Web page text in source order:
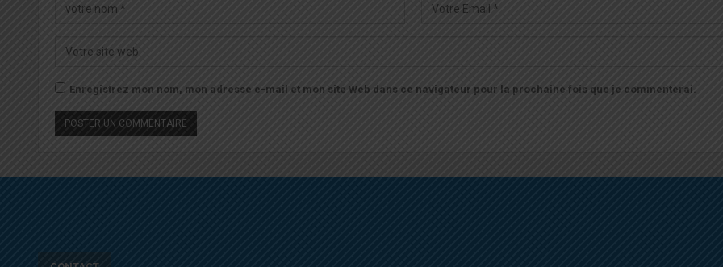
Enregistrez mon nom, mon adresse e-mail et mon site Web dans ce navigateur pour la prochaine fois que je commenterai.